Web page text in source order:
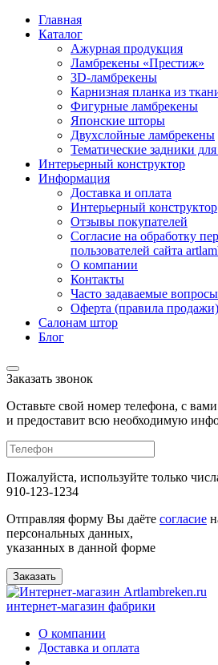
Главная
Каталог
Ажурная продукция
Ламбрекены «Престиж»
3D-ламбрекены
Карнизная планка из
Фигурные ламбрекены
Японские шторы
Двухслойные ламбрекены
Тематические задники для
Интерьерный конструктор
Информация
Доставка и оплата
Интерьерный конструктор
Отзывы покупателей
Согласие на обработку
пользователей сайта
О компании
Контакты
Часто задаваемые вопросы
Оферта (правила продажи)
Салонам штор
Блог
Заказать звонок
Оставьте свой номер телефона, с
и предоставит всю необходимую
Пожалуйста, используйте только
910-123-1234
Отправляя форму Вы даёте согласие
персональных данных,
указанных в данной форме
Заказать
интернет-магазин фабрики
О компании
Доставка и оплата